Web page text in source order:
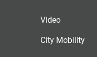
Video
City Mobility